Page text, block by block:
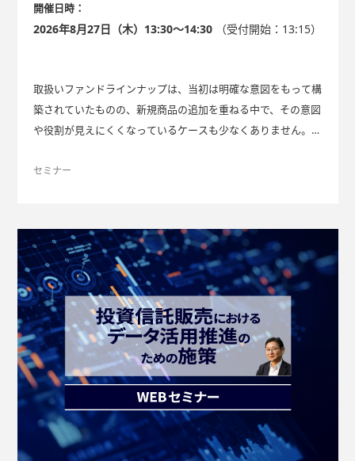
開催日時：
2026年8月27日（木）13:30～14:30 （受付開始：13:15）
取扱いファンドラインナップは、当初は明確な意図をもって構
築されていたものの、新規商品の追加を重ねる中で、その意図
や役割が見えにくくなっているケースも少なくありません。
ンドを新規に採用したため、ファンド数が増加し、営業担当者
インナップ整備すれば良いのか？本セミナーでは、そのための
実務上の勘所を整理します。
セミナー